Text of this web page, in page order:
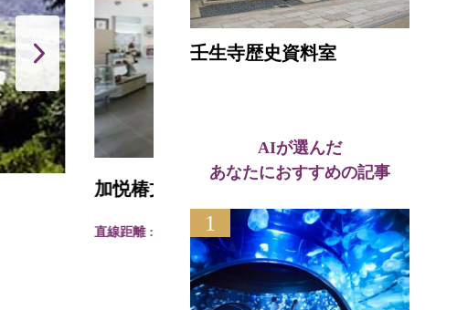
加悦椿文化資料館
直線距離 : 1.9km
壬生寺歴史資料室
AIが選んだ
あなたにおすすめの記事
1